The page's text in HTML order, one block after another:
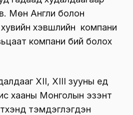
Мөн Англи болон
хэвшлийн компани
компани бий болох
XII, XIII зууны үед
хааны Монголын эзэнт
түүхэнд тэмдэглэгдэн